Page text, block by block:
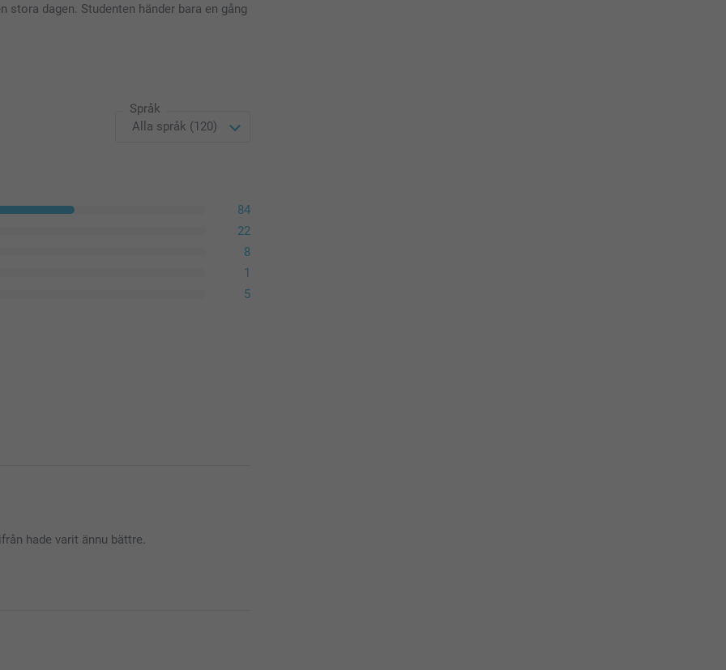
dagen. Studenten händer bara en gång
Språk
84
22
8
1
5
bra som möjligt.
hade varit ännu bättre.